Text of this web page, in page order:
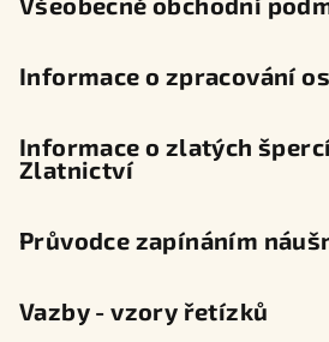
Informace o zpracování
Informace o zlatých
Zlatnictví
Průvodce zapínáním
Vazby - vzory řetízků